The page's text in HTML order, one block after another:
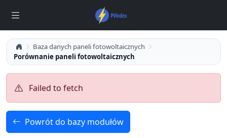
Baza danych paneli fotowoltaicznych
Porównanie paneli fotowoltaicznych
Failed to fetch
Powrót do bazy modułów